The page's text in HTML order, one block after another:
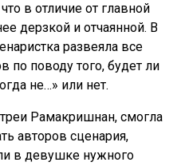
в отличие от главной
дерзкой и отчаянной. В
развеяла все
по поводу того, будет ли
не…» или нет.
Рамакришнан, смогла
авторов сценария,
в девушке нужного